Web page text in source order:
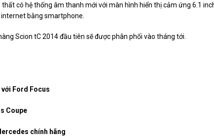
thất có hệ thống âm thanh mới với màn hình hiển thị cảm ứng 6.1
bằng smartphone.
Scion tC 2014 đầu tiên sẽ được phân phối vào tháng tới.
Ford Focus
Coupe
chính hãng